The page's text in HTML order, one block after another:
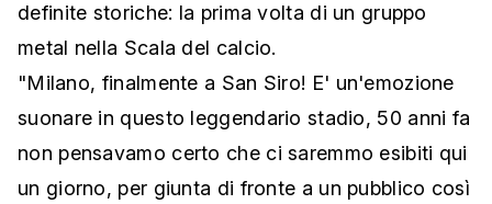
definite storiche: la prima volta di un gruppo
metal nella Scala del calcio.
"Milano, finalmente a San Siro! E' un'emozione
suonare in questo leggendario stadio, 50 anni fa
non pensavamo certo che ci saremmo esibiti qui
un giorno, per giunta di fronte a un pubblico così